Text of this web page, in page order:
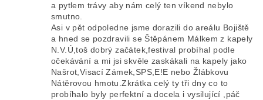
a pytlem trávy aby nám celý ten víkend nebylo
smutno.
Asi v pět odpoledne jsme dorazili do areálu Bojiště
a hned se pozdravili se Štěpánem Málkem z kapely
N.V.Ú,toš dobrý začátek,festival probíhal podle
očekávání a mi jsi skvěle zaskákali na kapely jako
Našrot,Visací Zámek,SPS,E!E nebo Žlábkovu
Nátěrovou hmotu.Zkrátka celý ty tři dny co to
probíhalo byly perfektní a docela i vysilující ,páč